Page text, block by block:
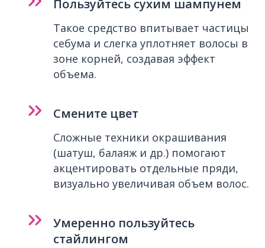
Пользуйтесь сухим шампунем
Такое средство впитывает частицы
себума и слегка уплотняет волосы в
зоне корней, создавая эффект
объема.
Смените цвет
Сложные техники окрашивания
(шатуш, балаяж и др.) помогают
акцентировать отдельные пряди,
визуально увеличивая объем волос.
Умеренно пользуйтесь
стайлингом